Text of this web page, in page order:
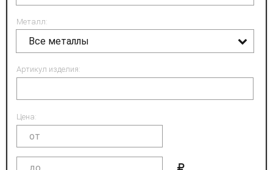
Металл:
Все металлы
Артикул изделия:
Цена: